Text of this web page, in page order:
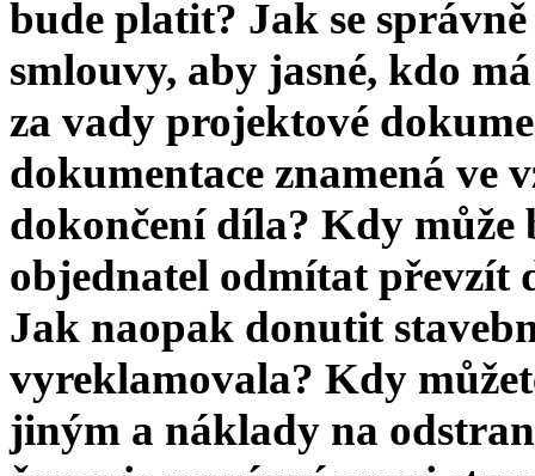
bude platit? Jak se
smlouvy, aby jasné, kdo
za vady projektové
dokumentace znamená ve
dokončení díla? Kdy
objednatel odmítat převzít
Jak naopak donutit
vyreklamovala? Kdy
jiným a náklady na